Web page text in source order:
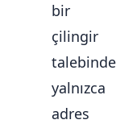
bir
çilingir
talebinde
yalnızca
adres